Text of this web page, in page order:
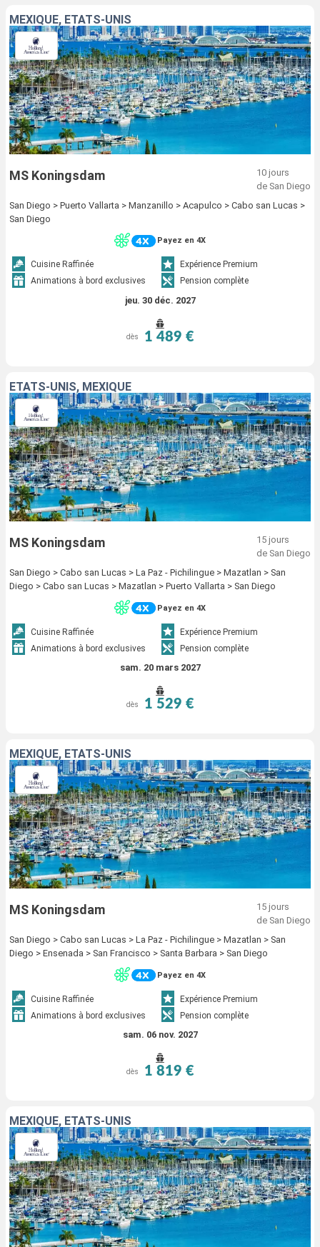
MEXIQUE, ÉTATS-UNIS
MS Koningsdam
10 jours
de San Diego
San Diego > Puerto Vallarta > Manzanillo > Acapulco > Cabo san Lucas >
San Diego
Payez en 4X
Cuisine Raffinée
Expérience Premium
Animations à bord exclusives
Pension complète
jeu. 30 déc. 2027
dès 1 489 €
ÉTATS-UNIS, MEXIQUE
MS Koningsdam
15 jours
de San Diego
San Diego > Cabo san Lucas > La Paz - Pichilingue > Mazatlan > San
Diego > Cabo san Lucas > Mazatlan > Puerto Vallarta > San Diego
Payez en 4X
Cuisine Raffinée
Expérience Premium
Animations à bord exclusives
Pension complète
sam. 20 mars 2027
dès 1 529 €
MEXIQUE, ÉTATS-UNIS
MS Koningsdam
15 jours
de San Diego
San Diego > Cabo san Lucas > La Paz - Pichilingue > Mazatlan > San
Diego > Ensenada > San Francisco > Santa Barbara > San Diego
Payez en 4X
Cuisine Raffinée
Expérience Premium
Animations à bord exclusives
Pension complète
sam. 06 nov. 2027
dès 1 819 €
MEXIQUE, ÉTATS-UNIS